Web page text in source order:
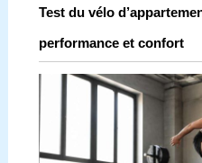
Test du vélo
performance et confort